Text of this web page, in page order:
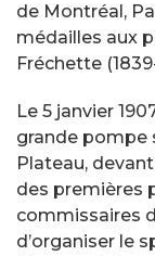
de Montréal,
médailles aux
Fréchette
Le 5 janvier
grande pompe
Plateau,
des premières
commissaires
d’organiser le